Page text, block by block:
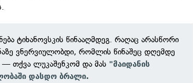
ტიხანოვსკის წინააღმდეგ. რაღაც არასწორი
ვნერვიულობდი, რომლის წინაშეც დღემდე
— თქვა ლუკაშენკომ და მას "მაიდანის
დასდო ბრალი.